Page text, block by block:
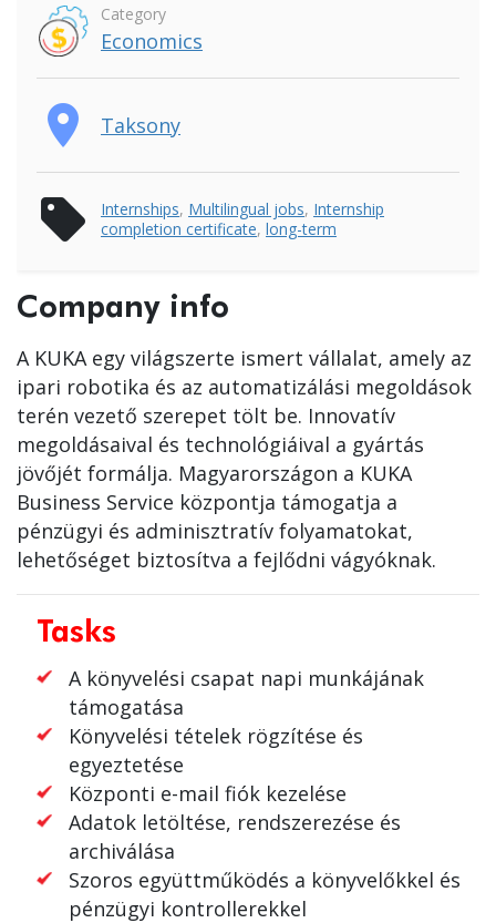
Category
Economics
place Taksony
sell Internships, Multilingual jobs, Internship
completion certificate, long-term
Company info
A KUKA egy világszerte ismert vállalat, amely az
ipari robotika és az automatizálási megoldások
terén vezető szerepet tölt be. Innovatív
megoldásaival és technológiáival a gyártás
jövőjét formálja. Magyarországon a KUKA
Business Service központja támogatja a
pénzügyi és adminisztratív folyamatokat,
lehetőséget biztosítva a fejlődni vágyóknak.
Tasks
A könyvelési csapat napi munkájának
támogatása
Könyvelési tételek rögzítése és
egyeztetése
Központi e-mail fiók kezelése
Adatok letöltése, rendszerezése és
archiválása
Szoros együttműködés a könyvelőkkel és
pénzügyi kontrollerekkel